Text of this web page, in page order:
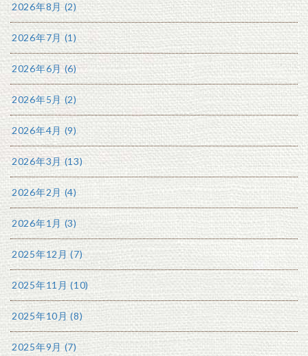
2026年8月 (2)
2026年7月 (1)
2026年6月 (6)
2026年5月 (2)
2026年4月 (9)
2026年3月 (13)
2026年2月 (4)
2026年1月 (3)
2025年12月 (7)
2025年11月 (10)
2025年10月 (8)
2025年9月 (7)